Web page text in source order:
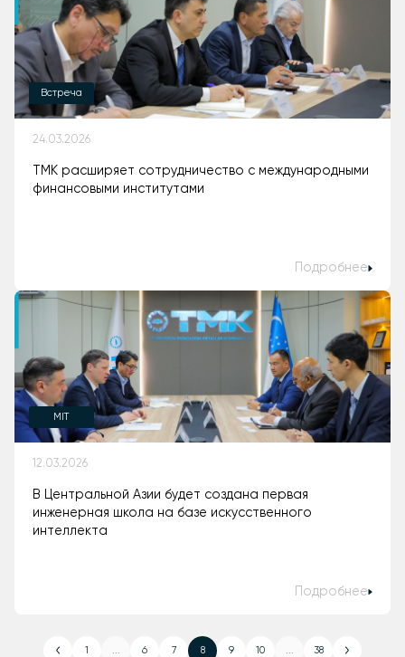
Встреча
24.03.2026
ТМК расширяет сотрудничество с международными
финансовыми институтами
Подробнее
MIT
12.03.2026
В Центральной Азии будет создана первая
инженерная школа на базе искусственного
интеллекта
Подробнее
1 ... 6 7 8 9 10 ... 38